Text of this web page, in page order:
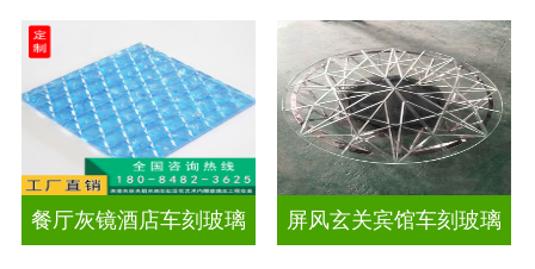
餐厅灰镜酒店车刻玻璃 屏风玄关宾馆车刻玻璃